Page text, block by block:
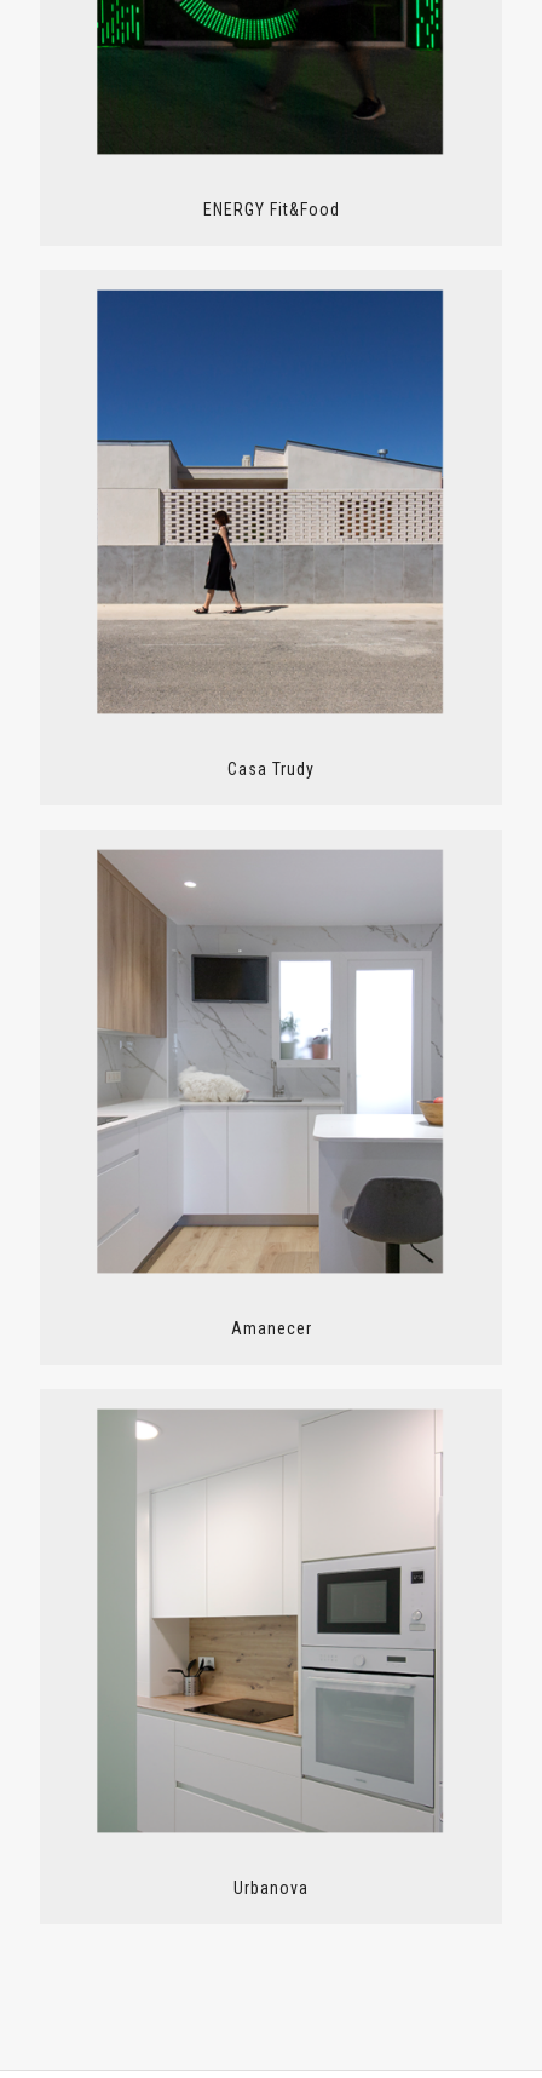
ENERGY Fit&Food
Casa Trudy
Amanecer
Urbanova